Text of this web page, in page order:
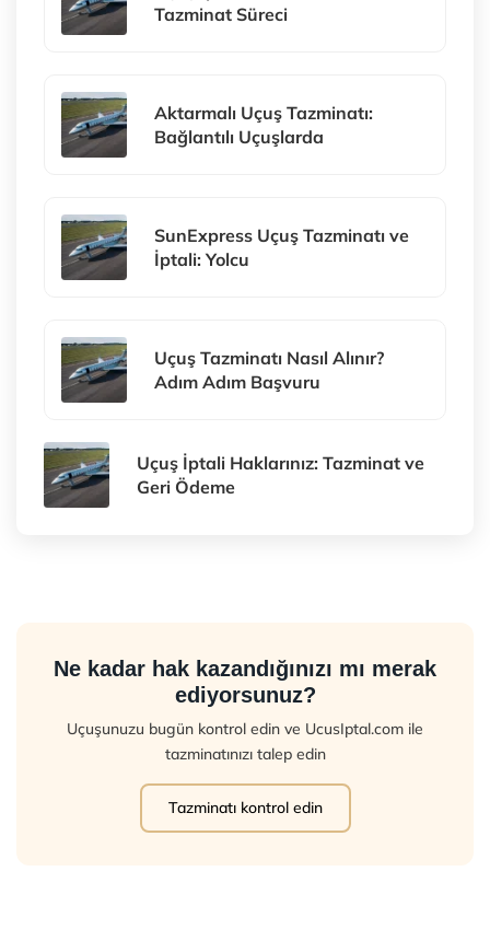
Tazminat Süreci
Aktarmalı Uçuş Tazminatı:
Bağlantılı Uçuşlarda
SunExpress Uçuş Tazminatı ve
İptali: Yolcu
Uçuş Tazminatı Nasıl Alınır?
Adım Adım Başvuru
Uçuş İptali Haklarınız: Tazminat ve
Geri Ödeme
Ne kadar hak kazandığınızı mı merak
ediyorsunuz?
Uçuşunuzu bugün kontrol edin ve UcusIptal.com ile
tazminatınızı talep edin
Tazminatı kontrol edin